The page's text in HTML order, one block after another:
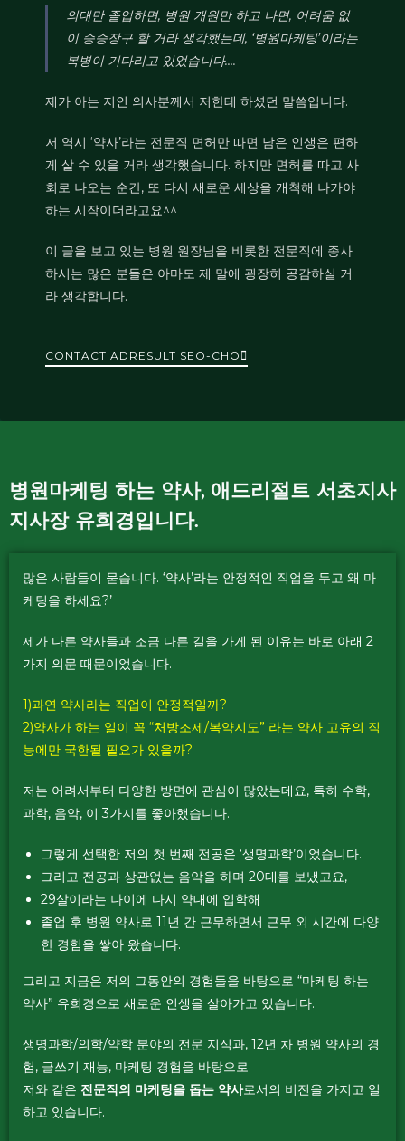
의대만 졸업하면, 병원 개원만 하고 나면, 어려움 없
이 승승장구 할 거라 생각했는데, ‘병원마케팅’이라는
복병이 기다리고 있었습니다….
제가 아는 지인 의사분께서 저한테 하셨던 말씀입니다.
저 역시 ‘약사’라는 전문직 면허만 따면 남은 인생은 편하
게 살 수 있을 거라 생각했습니다. 하지만 면허를 따고 사
회로 나오는 순간, 또 다시 새로운 세상을 개척해 나가야
하는 시작이더라고요^^
이 글을 보고 있는 병원 원장님을 비롯한 전문직에 종사
하시는 많은 분들은 아마도 제 말에 굉장히 공감하실 거
라 생각합니다.
CONTACT ADRESULT SEO-CHO
병원마케팅 하는 약사, 애드리절트 서초지사
지사장 유희경입니다.
많은 사람들이 묻습니다. ‘약사’라는 안정적인 직업을 두고 왜 마
케팅을 하세요?’
제가 다른 약사들과 조금 다른 길을 가게 된 이유는 바로 아래 2
가지 의문 때문이었습니다.
1)과연 약사라는 직업이 안정적일까?
2)약사가 하는 일이 꼭 “처방조제/복약지도” 라는 약사 고유의 직
능에만 국한될 필요가 있을까?
저는 어려서부터 다양한 방면에 관심이 많았는데요, 특히 수학,
과학, 음악, 이 3가지를 좋아했습니다.
그렇게 선택한 저의 첫 번째 전공은 ‘생명과학’이었습니다.
그리고 전공과 상관없는 음악을 하며 20대를 보냈고요,
29살이라는 나이에 다시 약대에 입학해
졸업 후 병원 약사로 11년 간 근무하면서 근무 외 시간에 다양
한 경험을 쌓아 왔습니다.
그리고 지금은 저의 그동안의 경험들을 바탕으로 “마케팅 하는
약사” 유희경으로 새로운 인생을 살아가고 있습니다.
생명과학/의학/약학 분야의 전문 지식과, 12년 차 병원 약사의 경
험, 글쓰기 재능, 마케팅 경험을 바탕으로
저와 같은 전문직의 마케팅을 돕는 약사로서의 비전을 가지고 일
하고 있습니다.